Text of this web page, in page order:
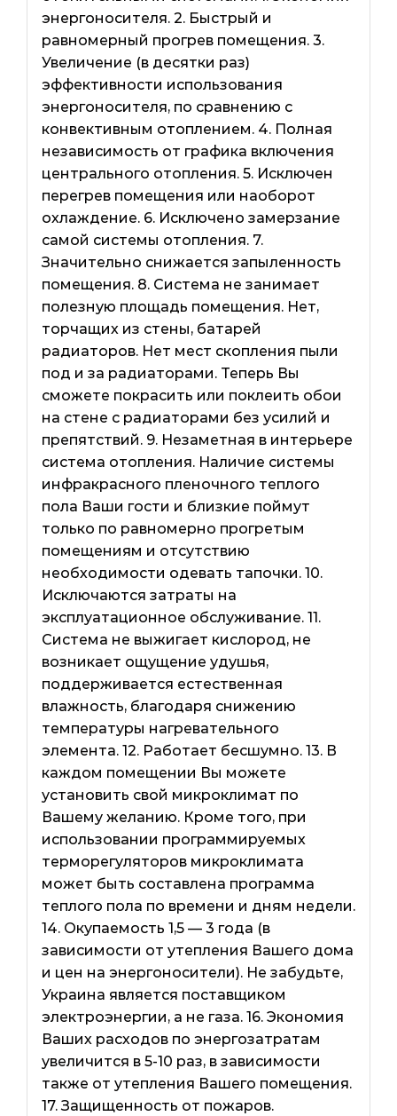
энергоносителя. 2. Быстрый и
равномерный прогрев помещения. 3.
Увеличение (в десятки раз)
эффективности использования
энергоносителя, по сравнению с
конвективным отоплением. 4. Полная
независимость от графика включения
центрального отопления. 5. Исключен
перегрев помещения или наоборот
охлаждение. 6. Исключено замерзание
самой системы отопления. 7.
Значительно снижается запыленность
помещения. 8. Система не занимает
полезную площадь помещения. Нет,
торчащих из стены, батарей
радиаторов. Нет мест скопления пыли
под и за радиаторами. Теперь Вы
сможете покрасить или поклеить обои
на стене с радиаторами без усилий и
препятствий. 9. Незаметная в интерьере
система отопления. Наличие системы
инфракрасного пленочного теплого
пола Ваши гости и близкие поймут
только по равномерно прогретым
помещениям и отсутствию
необходимости одевать тапочки. 10.
Исключаются затраты на
эксплуатационное обслуживание. 11.
Система не выжигает кислород, не
возникает ощущение удушья,
поддерживается естественная
влажность, благодаря снижению
температуры нагревательного
элемента. 12. Работает бесшумно. 13. В
каждом помещении Вы можете
установить свой микроклимат по
Вашему желанию. Кроме того, при
использовании программируемых
терморегуляторов микроклимата
может быть составлена ​​программа
теплого пола по времени и дням недели.
14. Окупаемость 1,5 — 3 года (в
зависимости от утепления Вашего дома
и цен на энергоносители). Не забудьте,
Украина является поставщиком
электроэнергии, а не газа. 16. Экономия
Ваших расходов по энергозатратам
увеличится в 5-10 раз, в зависимости
также от утепления Вашего помещения.
17. Защищенность от пожаров.